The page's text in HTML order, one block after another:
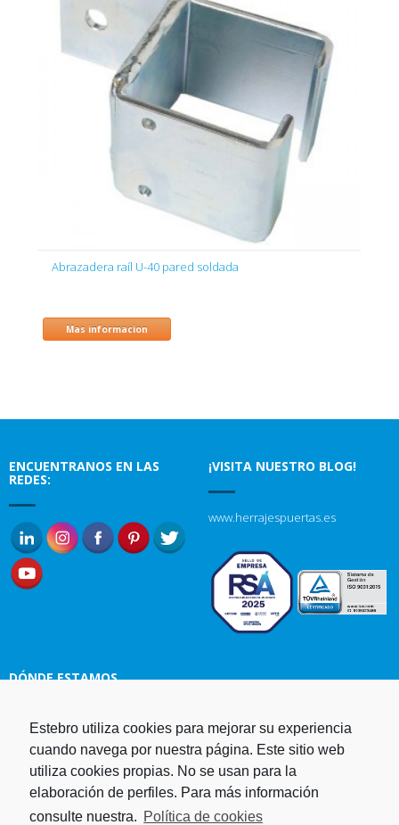
Abrazadera raíl U-40 pared soldada
Mas informacion
ENCUENTRANOS EN LAS
REDES:
¡VISITA NUESTRO BLOG!
www.herrajespuertas.es
DÓNDE ESTAMOS
Estampaciones EBRO, S.L.
Polg. Ind. Malpica-Alfindén C/H
naves 10, 12, 14 y 5 50171 La
Puebla de Alfindén Zaragoza,
España
Estebro utiliza cookies para mejorar su experiencia
cuando navega por nuestra página. Este sitio web
utiliza cookies propias. No se usan para la
elaboración de perfiles. Para más información
consulte nuestra. Política de cookies